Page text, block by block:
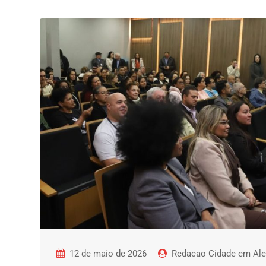
12 de maio de 2026 Redacao Cidade em